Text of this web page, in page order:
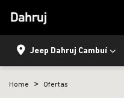
Jeep Dahruj Cambuí
Home Ofertas